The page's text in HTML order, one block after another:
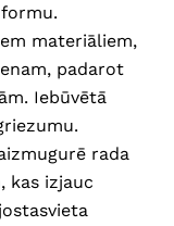
materiāliem,
padarot
Iebūvētā
rada
kas izjauc